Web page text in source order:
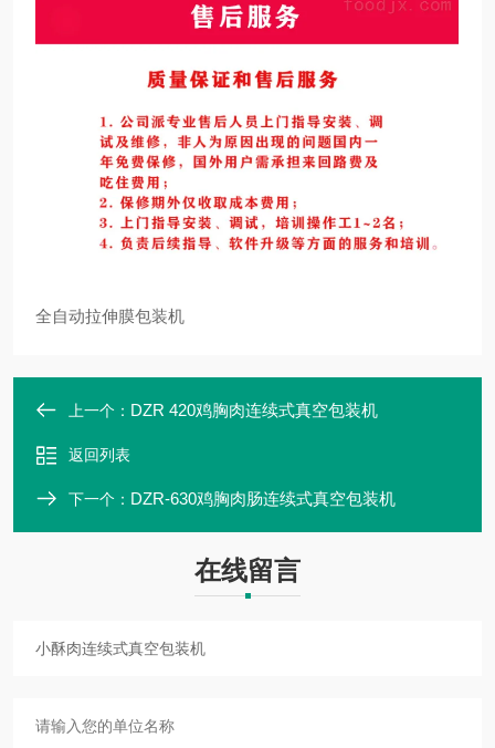
全自动拉伸膜包装机
上一个： DZR 420鸡胸肉连续式真空包装机
返回列表
下一个： DZR-630鸡胸肉肠连续式真空包装机
在线留言